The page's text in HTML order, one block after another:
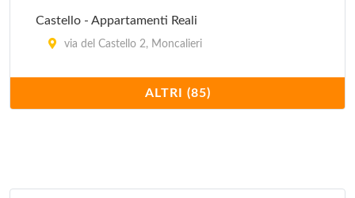
Castello - Appartamenti Reali
via del Castello 2, Moncalieri
Centro Arti e Tradizioni popolari del Pinerolese -
ALTRI (85)